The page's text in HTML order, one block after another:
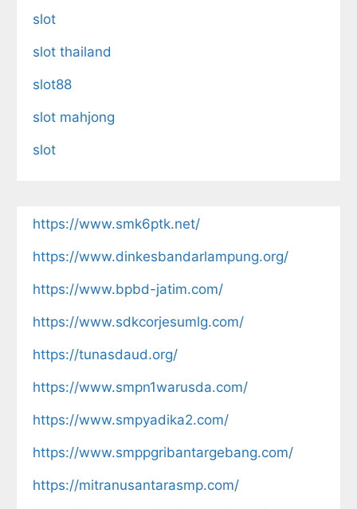
slot
slot thailand
slot88
slot mahjong
slot
https://www.smk6ptk.net/
https://www.dinkesbandarlampung.org/
https://www.bpbd-jatim.com/
https://www.sdkcorjesumlg.com/
https://tunasdaud.org/
https://www.smpn1warusda.com/
https://www.smpyadika2.com/
https://www.smppgribantargebang.com/
https://mitranusantarasmp.com/